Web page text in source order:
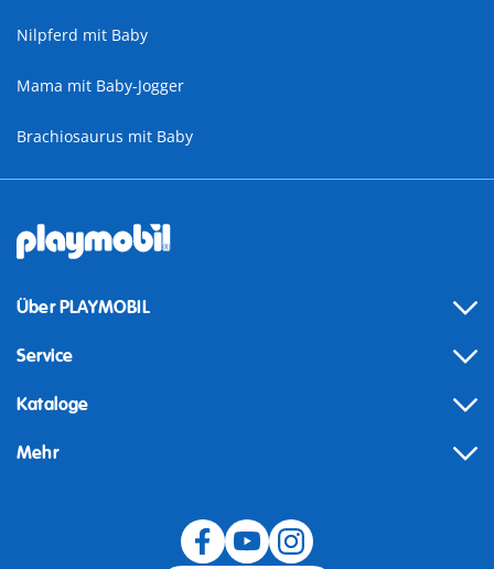
Nilpferd mit Baby
Mama mit Baby-Jogger
Brachiosaurus mit Baby
Über PLAYMOBIL
Service
Kataloge
Mehr